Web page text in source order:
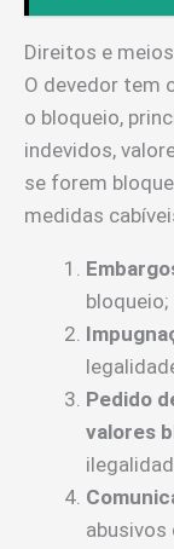
Direitos e
O devedor tem
o bloqueio,
indevidos,
se forem
medidas
bloqueio;
Pedido
valores
abusivos